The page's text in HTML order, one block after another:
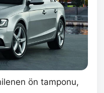
ön tamponu,